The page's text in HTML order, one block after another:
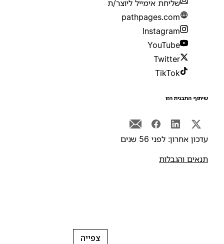
שליחת אימייל ליוצר/ת
pathpages.com
Instagram
YouTube
Twitter
TikTok
התבנית הזו
אחרון: לפני 56 שנים
והגבלות
צפייה